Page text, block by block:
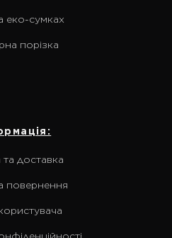
еко-сумках
порізка
доставка
повернення